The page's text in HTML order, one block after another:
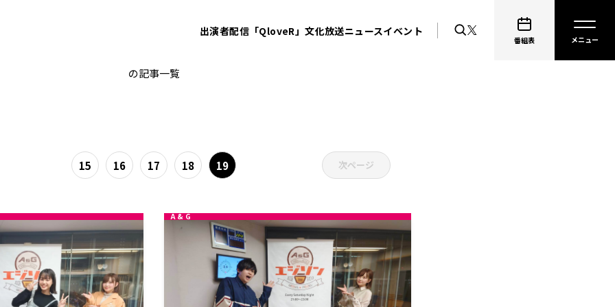
出演者配信「QloveR」文化放送ニュースイベント
番組表
の記事一覧
15 16 17 18 19 次ページ